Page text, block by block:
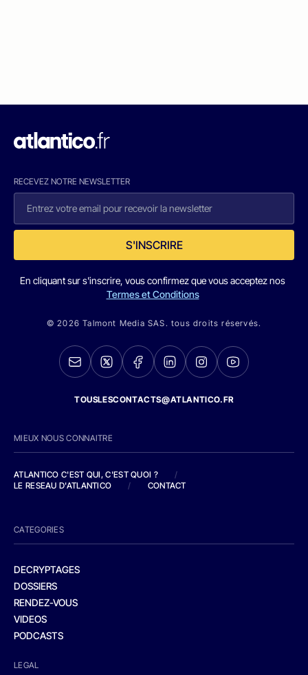
RECEVEZ NOTRE NEWSLETTER
S'INSCRIRE
En cliquant sur s'inscrire, vous confirmez que vous acceptez nos
Termes et Conditions
© 2026 Talmont Media SAS. tous droits réservés.
TOUSLESCONTACTS@ATLANTICO.FR
MIEUX NOUS CONNAITRE
ATLANTICO C'EST QUI, C'EST QUOI ?
/
LE RESEAU D'ATLANTICO
/ CONTACT
CATEGORIES
DECRYPTAGES
DOSSIERS
RENDEZ-VOUS
VIDEOS
PODCASTS
LEGAL